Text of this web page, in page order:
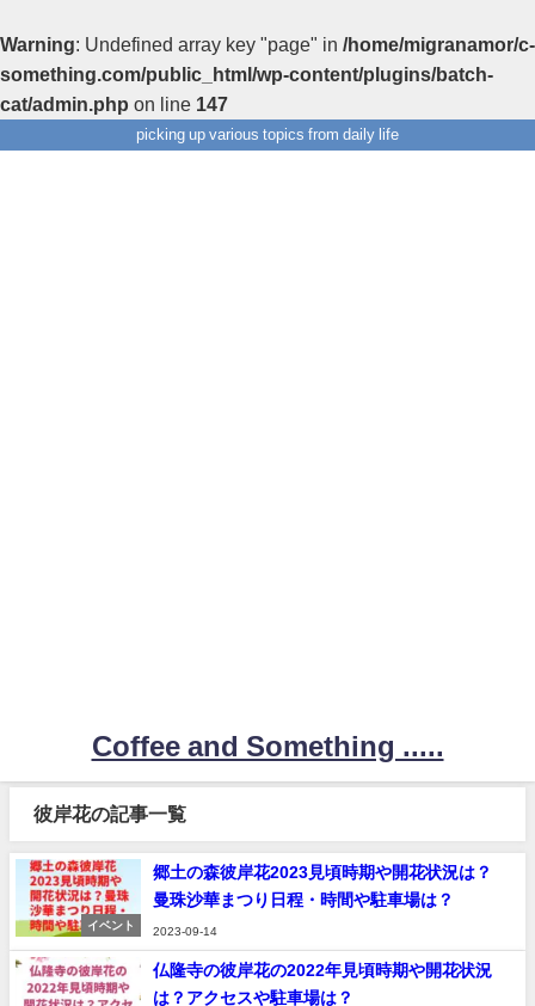
Warning: Undefined array key "page" in /home/migranamor/c-
something.com/public_html/wp-content/plugins/batch-
cat/admin.php on line 147
picking up various topics from daily life
Coffee and Something .....
彼岸花の記事一覧
イベント
郷土の森彼岸花2023見頃時期や開花状況は？
曼珠沙華まつり日程・時間や駐車場は？
2023-09-14
仏隆寺の彼岸花の2022年見頃時期や開花状況
は？アクセスや駐車場は？